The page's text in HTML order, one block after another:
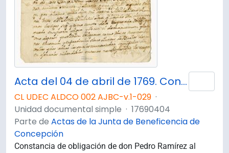
Acta del 04 de abril de 1769. Constancia de obligación entre don Pedro Ramírez y el Reverendo Padre Fray Cayetano.
CL UDEC ALDCO 002 AJBC-v.1-029 ·
Unidad documental simple · 17690404
Parte de Actas de la Junta de Beneficencia de
Concepción
Constancia de obligación de don Pedro Ramírez al